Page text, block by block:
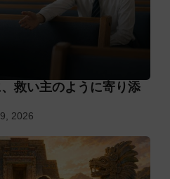
救い主のように寄り添
2026